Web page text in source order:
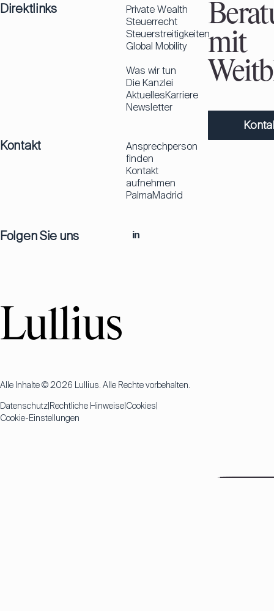
Direktlinks
Private Wealth
Steuerrecht
Steuerstreitigkeiten
Global Mobility
Was wir tun
Die Kanzlei
AktuellesKarriere
Newsletter
Kontakt
Ansprechperson
finden
Kontakt
aufnehmen
PalmaMadrid
Folgen Sie uns in
Alle Inhalte © 2026 Lullius. Alle Rechte vorbehalten.
Datenschutz Rechtliche Hinweise Cookies
Cookie-Einstellungen
mit